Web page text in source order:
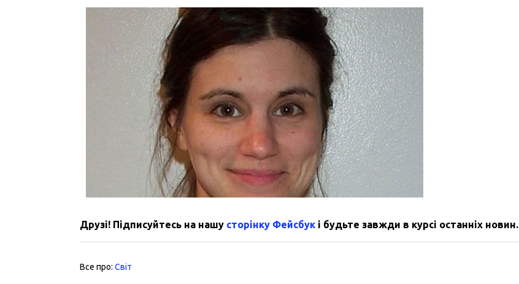
Друзі! Підписуйтесь на нашу сторінку Фейсбук і будьте завжди в курсі останніх новин.
Все про:Світ